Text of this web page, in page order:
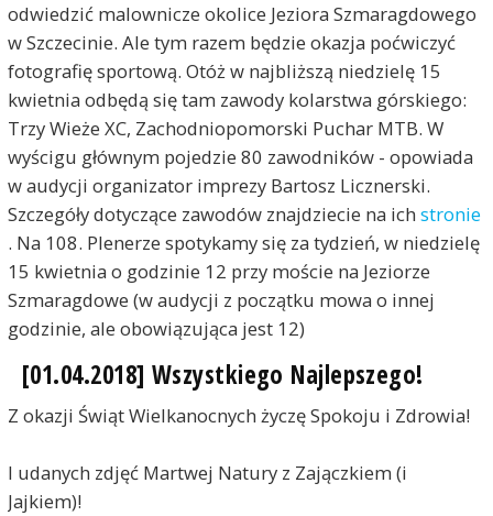
odwiedzić malownicze okolice Jeziora Szmaragdowego
w Szczecinie. Ale tym razem będzie okazja poćwiczyć
fotografię sportową. Otóż w najbliższą niedzielę 15
kwietnia odbędą się tam zawody kolarstwa górskiego:
Trzy Wieże XC, Zachodniopomorski Puchar MTB. W
wyścigu głównym pojedzie 80 zawodników - opowiada
w audycji organizator imprezy Bartosz Licznerski.
Szczegóły dotyczące zawodów znajdziecie na ich stronie
. Na 108. Plenerze spotykamy się za tydzień, w niedzielę
15 kwietnia o godzinie 12 przy moście na Jeziorze
Szmaragdowe (w audycji z początku mowa o innej
godzinie, ale obowiązująca jest 12)
[01.04.2018] Wszystkiego Najlepszego!
Z okazji Świąt Wielkanocnych życzę Spokoju i Zdrowia!
I udanych zdjęć Martwej Natury z Zajączkiem (i
Jajkiem)!